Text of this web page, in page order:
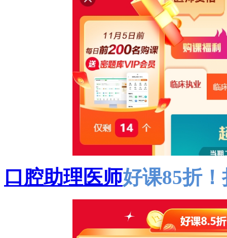
口腔助理医师好课85折